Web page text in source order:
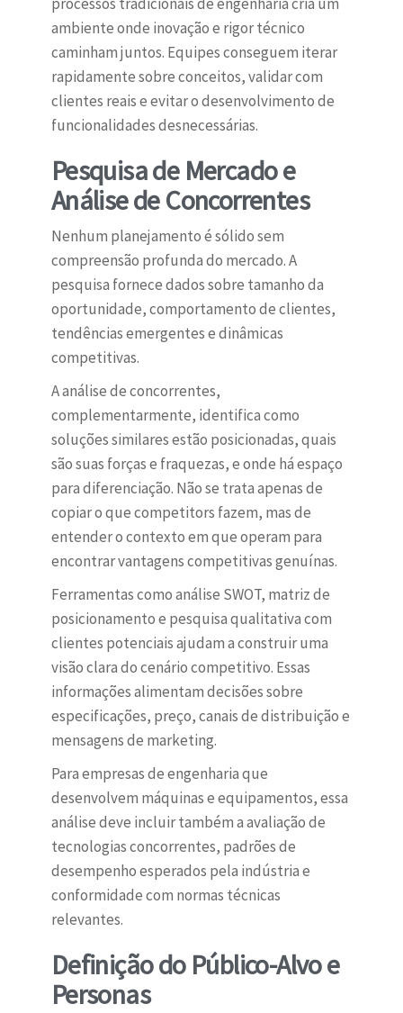
ambiente onde inovação e rigor técnico
caminham juntos. Equipes conseguem iterar
rapidamente sobre conceitos, validar com
clientes reais e evitar o desenvolvimento de
funcionalidades desnecessárias.
Pesquisa de Mercado e
Análise de Concorrentes
Nenhum planejamento é sólido sem
compreensão profunda do mercado. A
pesquisa fornece dados sobre tamanho da
oportunidade, comportamento de clientes,
tendências emergentes e dinâmicas
competitivas.
A análise de concorrentes,
complementarmente, identifica como
soluções similares estão posicionadas, quais
são suas forças e fraquezas, e onde há espaço
para diferenciação. Não se trata apenas de
copiar o que competitors fazem, mas de
entender o contexto em que operam para
encontrar vantagens competitivas genuínas.
Ferramentas como análise SWOT, matriz de
posicionamento e pesquisa qualitativa com
clientes potenciais ajudam a construir uma
visão clara do cenário competitivo. Essas
informações alimentam decisões sobre
especificações, preço, canais de distribuição e
mensagens de marketing.
Para empresas de engenharia que
desenvolvem máquinas e equipamentos, essa
análise deve incluir também a avaliação de
tecnologias concorrentes, padrões de
desempenho esperados pela indústria e
conformidade com normas técnicas
relevantes.
Definição do Público-Alvo e
Personas